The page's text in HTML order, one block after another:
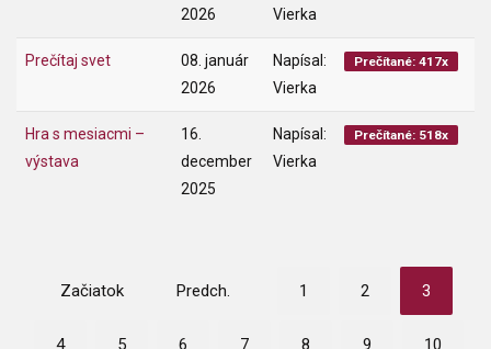
2026
Vierka
Prečítaj svet
08. január
2026
Napísal:
Vierka
Prečítané: 417x
Hra s mesiacmi –
výstava
16.
december
2025
Napísal:
Vierka
Prečítané: 518x
Začiatok Predch. 1 2 3
4 5 6 7 8 9 10